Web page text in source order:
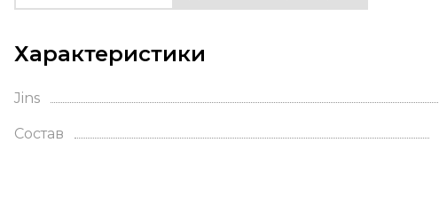
Характеристики
Jins
Состав